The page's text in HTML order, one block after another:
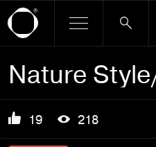
19 218